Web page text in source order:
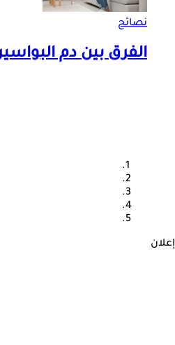
نصائح
الفرق بين دم
إعلان